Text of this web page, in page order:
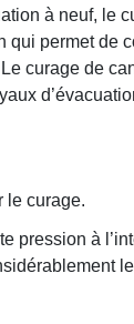
à neuf, le
qui permet de
curage de
le curage.
pression à